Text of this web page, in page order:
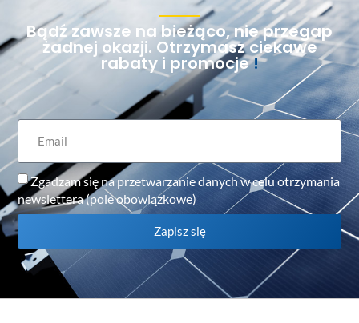
Bądź zawsze na bieżąco, nie przegap
żadnej okazji. Otrzymasz ciekawe
rabaty i promocje!
Zgadzam się na przetwarzanie danych w celu otrzymania
newslettera (pole obowiązkowe)
Zapisz się